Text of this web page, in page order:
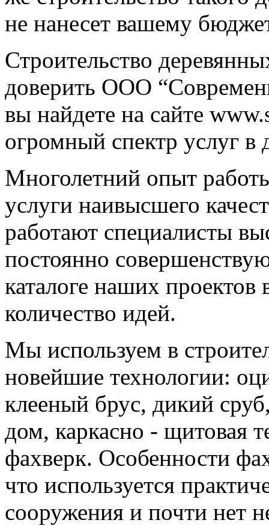
не нанесет вашему
Строительство
доверить ООО
вы найдете на сайте
огромный спектр услуг в
Многолетний опыт
услуги наивысшего
работают специалисты
постоянно
каталоге наших
количество идей.
Мы используем в
новейшие технологии:
клееный брус, дикий
дом, каркасно - щитовая
фахверк. Особенности
что используется
сооружения и почти нет